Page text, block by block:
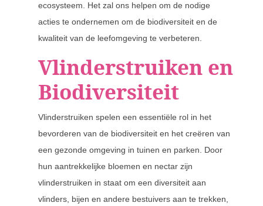
ecosysteem. Het zal ons helpen om de nodige
acties te ondernemen om de biodiversiteit en de
kwaliteit van de leefomgeving te verbeteren.
Vlinderstruiken en
Biodiversiteit
Vlinderstruiken spelen een essentiële rol in het
bevorderen van de biodiversiteit en het creëren van
een gezonde omgeving in tuinen en parken. Door
hun aantrekkelijke bloemen en nectar zijn
vlinderstruiken in staat om een diversiteit aan
vlinders, bijen en andere bestuivers aan te trekken,